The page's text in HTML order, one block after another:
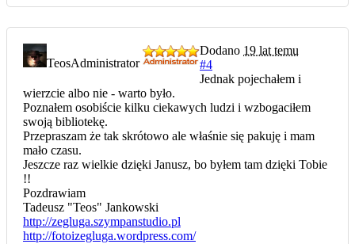
TeosAdministrator
Dodano 19 lat temu
#4
Jednak pojechałem i
wierzcie albo nie - warto było.
Poznałem osobiście kilku ciekawych ludzi i wzbogaciłem
swoją bibliotekę.
Przepraszam że tak skrótowo ale właśnie się pakuję i mam
mało czasu.
Jeszcze raz wielkie dzięki Janusz, bo byłem tam dzięki Tobie
!!
Pozdrawiam
Tadeusz "Teos" Jankowski
http://zegluga.szympanstudio.pl
http://fotoizegluga.wordpress.com/